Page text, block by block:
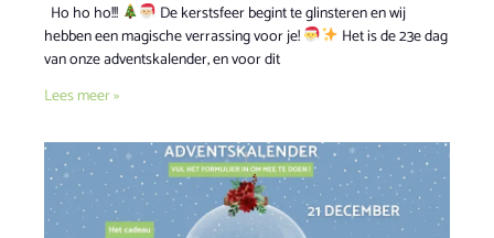
Ho ho ho!!!
De kerstsfeer begint te glinsteren en wij
hebben een magische verrassing voor je!
Het is de 23e dag
van onze adventskalender, en voor dit
Lees meer »